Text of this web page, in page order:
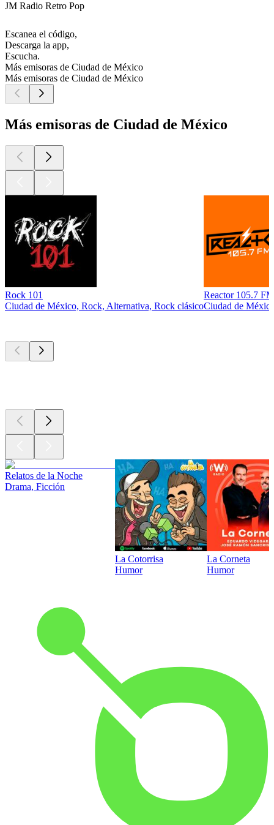
JM Radio Retro Pop
Escanea el código,
Descarga la app,
Escucha.
Más emisoras de Ciudad de México
Más emisoras de Ciudad de México
Más emisoras de Ciudad de México
Rock 101
Ciudad de México, Rock, Alternativa, Rock clásico
Reactor 105.7
Ciudad de
Relatos de la Noche
Drama, Ficción
La Cotorrisa
Humor
La Corneta
Humor